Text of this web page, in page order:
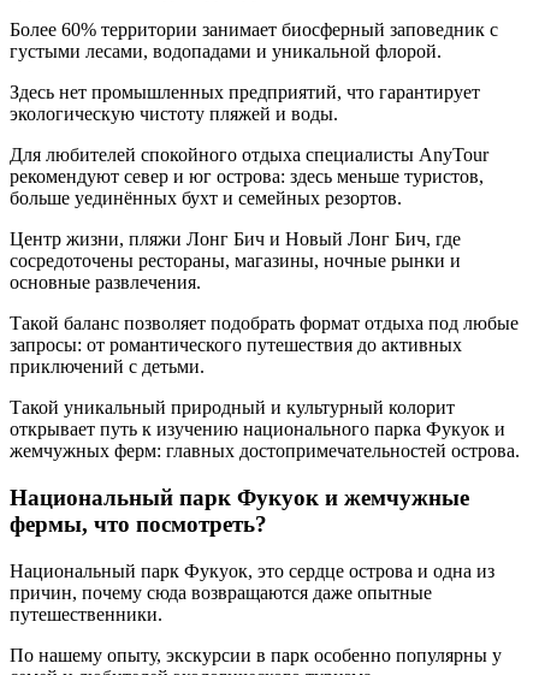
Более 60% территории занимает биосферный заповедник с
густыми лесами, водопадами и уникальной флорой.
Здесь нет промышленных предприятий, что гарантирует
экологическую чистоту пляжей и воды.
Для любителей спокойного отдыха специалисты AnyTour
рекомендуют север и юг острова: здесь меньше туристов,
больше уединённых бухт и семейных резортов.
Центр жизни, пляжи Лонг Бич и Новый Лонг Бич, где
сосредоточены рестораны, магазины, ночные рынки и
основные развлечения.
Такой баланс позволяет подобрать формат отдыха под любые
запросы: от романтического путешествия до активных
приключений с детьми.
Такой уникальный природный и культурный колорит
открывает путь к изучению национального парка Фукуок и
жемчужных ферм: главных достопримечательностей острова.
Национальный парк Фукуок и жемчужные
фермы, что посмотреть?
Национальный парк Фукуок, это сердце острова и одна из
причин, почему сюда возвращаются даже опытные
путешественники.
По нашему опыту, экскурсии в парк особенно популярны у